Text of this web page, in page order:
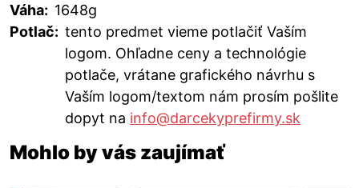
Váha: 1648g
Potlač: tento predmet vieme potlačiť Vaším
logom. Ohľadne ceny a technológie
potlače, vrátane grafického návrhu s
Vaším logom/textom nám prosím pošlite
dopyt na info@darcekyprefirmy.sk
Mohlo by vás zaujímať